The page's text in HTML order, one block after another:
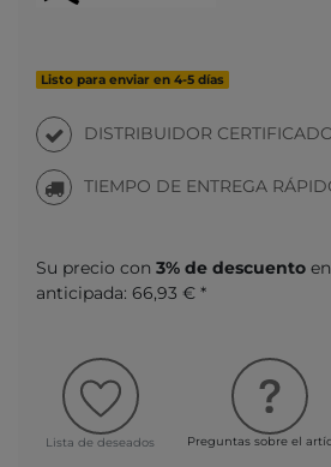
Listo para enviar en 4-5 días
DISTRIBUIDOR
TIEMPO DE ENTREGA
Su precio con 3% de descuento
anticipada: 66,93 € *
Lista de deseados Preguntas sobre el